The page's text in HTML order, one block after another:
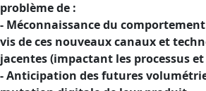
problème de :
- Méconnaissance du
vis de ces nouveaux canaux et
jacentes (impactant les processus et
- Anticipation des futures